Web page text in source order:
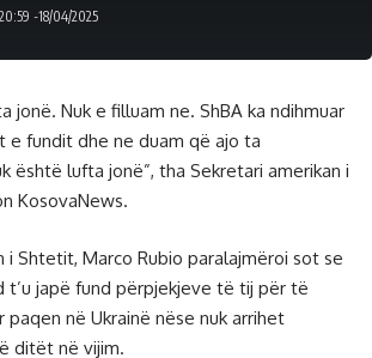
20:59 -18/04/2025
jonë. Nuk e filluam ne. ShBA ka ndihmuar
e fundit dhe ne duam që ajo ta
është lufta jonë”, tha Sekretari amerikan i
KosovaNews.
i Shtetit, Marco Rubio paralajmëroi sot se
t’u japë fund përpjekjeve të tij për të
në Ukrainë nëse nuk arrihet
ditët në vijim.